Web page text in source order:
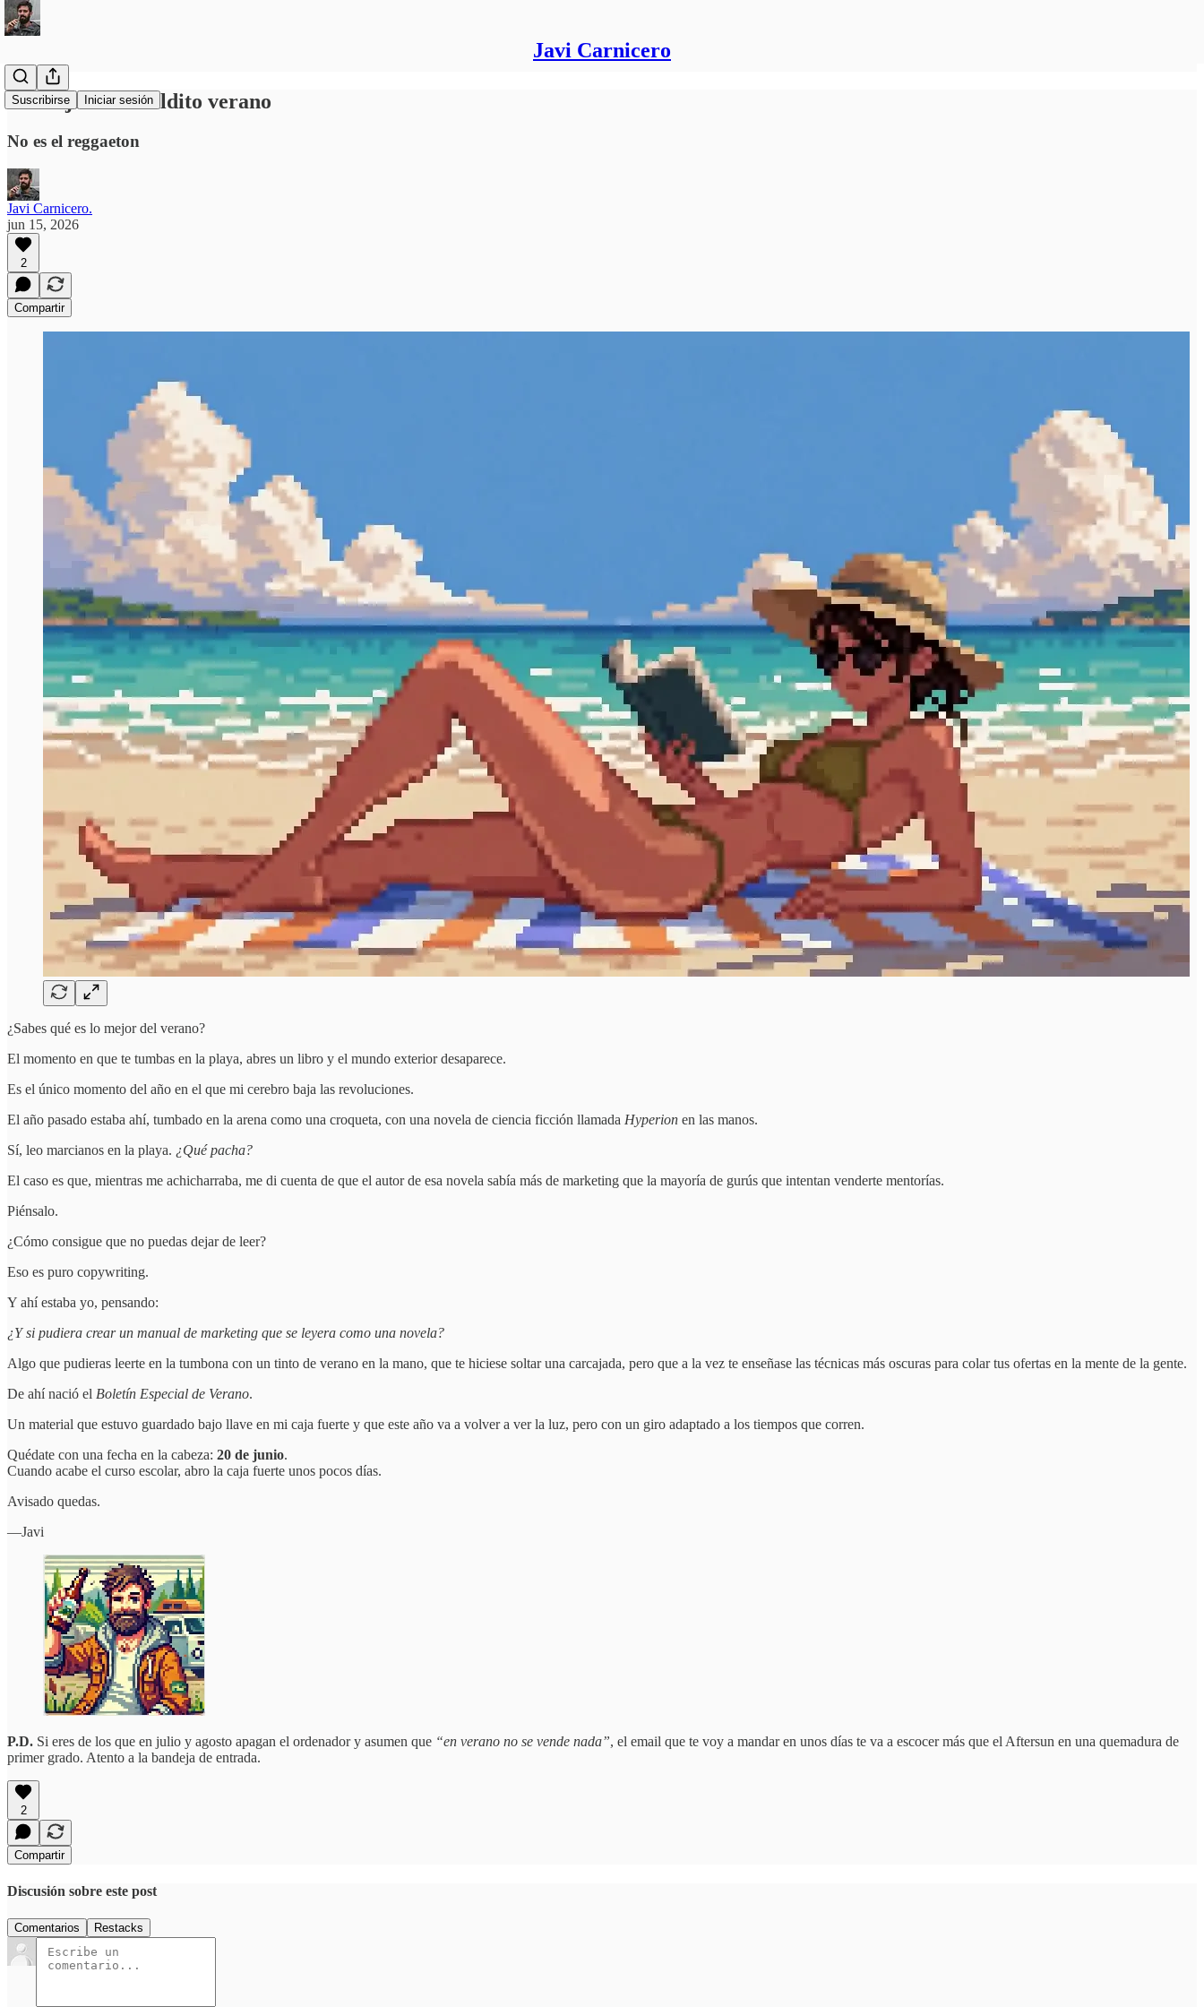
Javi Carnicero
Suscribirse Iniciar sesión
Lo mejor del maldito verano
No es el reggaeton
Javi Carnicero.
jun 15, 2026
2
Compartir
¿Sabes qué es lo mejor del verano?
El momento en que te tumbas en la playa, abres un libro y el mundo exterior desaparece.
Es el único momento del año en el que mi cerebro baja las revoluciones.
El año pasado estaba ahí, tumbado en la arena como una croqueta, con una novela de ciencia ficción llamada Hyperion en las manos.
Sí, leo marcianos en la playa. ¿Qué pacha?
El caso es que, mientras me achicharraba, me di cuenta de que el autor de esa novela sabía más de marketing que la mayoría de gurús que intentan venderte mentorías.
Piénsalo.
¿Cómo consigue que no puedas dejar de leer?
Eso es puro copywriting.
Y ahí estaba yo, pensando:
¿Y si pudiera crear un manual de marketing que se leyera como una novela?
Algo que pudieras leerte en la tumbona con un tinto de verano en la mano, que te hiciese soltar una carcajada, pero que a la vez te enseñase las técnicas más oscuras para colar tus ofertas en la mente de la gente.
De ahí nació el Boletín Especial de Verano.
Un material que estuvo guardado bajo llave en mi caja fuerte y que este año va a volver a ver la luz, pero con un giro adaptado a los tiempos que corren.
Quédate con una fecha en la cabeza: 20 de junio.
Cuando acabe el curso escolar, abro la caja fuerte unos pocos días.
Avisado quedas.
—Javi
P.D. Si eres de los que en julio y agosto apagan el ordenador y asumen que “en verano no se vende nada”, el email que te voy a mandar en unos días te va a escocer más que el Aftersun en una quemadura de
primer grado. Atento a la bandeja de entrada.
2
Compartir
Discusión sobre este post
Comentarios Restacks